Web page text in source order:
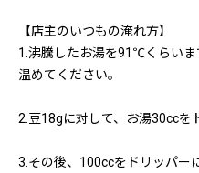
【店主のいつもの淹れ方】
1.沸騰したお湯を91℃くらい
温めてください。
2.豆18gに対して、お湯30ccを
3.その後、100ccをドリッパー